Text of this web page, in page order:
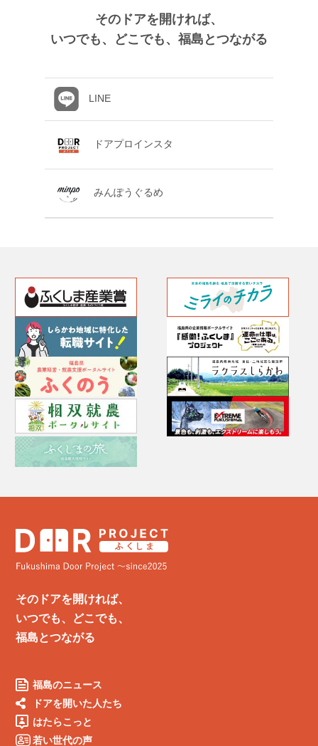
そのドアを開ければ、
いつでも、どこでも、福島とつながる
LINE
ドアプロインスタ
みんぽうぐるめ
そのドアを開ければ、
いつでも、どこでも、
福島とつながる
福島のニュース
ドアを開いた人たち
はたらこっと
若い世代の声